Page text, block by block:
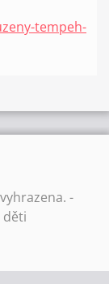
tempeh-
-
děti